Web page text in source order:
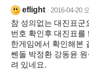
eflight 2016-04-20
참 성의없는 대진표군
번호 확인후 대진표를
한게임에서 확인해본
쎈돌 박정환 강동윤
려 있네요.